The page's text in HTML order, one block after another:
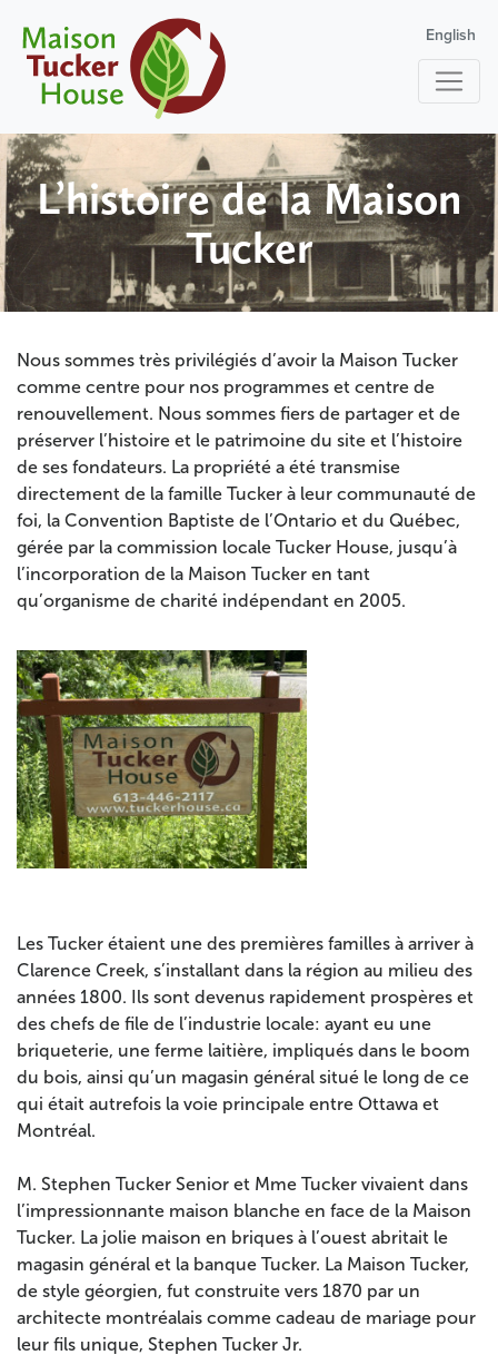
English
L’histoire de la Maison
Tucker
Nous sommes très privilégiés d’avoir la Maison Tucker
comme centre pour nos programmes et centre de
renouvellement. Nous sommes fiers de partager et de
préserver l’histoire et le patrimoine du site et l’histoire
de ses fondateurs. La propriété a été transmise
directement de la famille Tucker à leur communauté de
foi, la Convention Baptiste de l’Ontario et du Québec,
gérée par la commission locale Tucker House, jusqu’à
l’incorporation de la Maison Tucker en tant
qu’organisme de charité indépendant en 2005.
Les Tucker étaient une des premières familles à arriver à
Clarence Creek, s’installant dans la région au milieu des
années 1800. Ils sont devenus rapidement prospères et
des chefs de file de l’industrie locale: ayant eu une
briqueterie, une ferme laitière, impliqués dans le boom
du bois, ainsi qu’un magasin général situé le long de ce
qui était autrefois la voie principale entre Ottawa et
Montréal.
M. Stephen Tucker Senior et Mme Tucker vivaient dans
l’impressionnante maison blanche en face de la Maison
Tucker. La jolie maison en briques à l’ouest abritait le
magasin général et la banque Tucker. La Maison Tucker,
de style géorgien, fut construite vers 1870 par un
architecte montréalais comme cadeau de mariage pour
leur fils unique, Stephen Tucker Jr.